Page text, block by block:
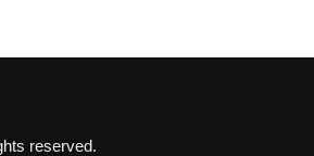
reserved.